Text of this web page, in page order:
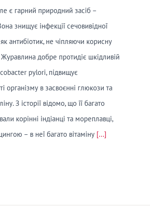
є гарний природний засіб –
знищує інфекції сечовивідної
антибіотик, не чіпляючи корисну
добре протидіє шкідливій
pylori, підвищує
організму в засвоєнні глюкози та
З історії відомо, що її багато
корінні індіанці та мореплавці,
– в неї багато вітаміну [...]